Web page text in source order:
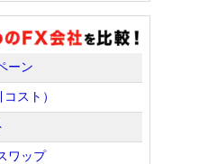
ーン
スト）
ワップ